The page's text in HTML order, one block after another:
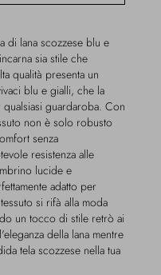
di lana scozzese blu e
sia stile che
qualità presenta un
blu e gialli, che la
guardaroba. Con
non è solo robusto
senza
resistenza alle
lucide e
adatto per
si rifà alla moda
un tocco di stile retrò ai
della lana mentre
tela scozzese nella tua